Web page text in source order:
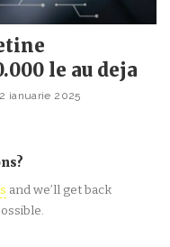
le au deja
ianuarie 2025
and we’ll get back